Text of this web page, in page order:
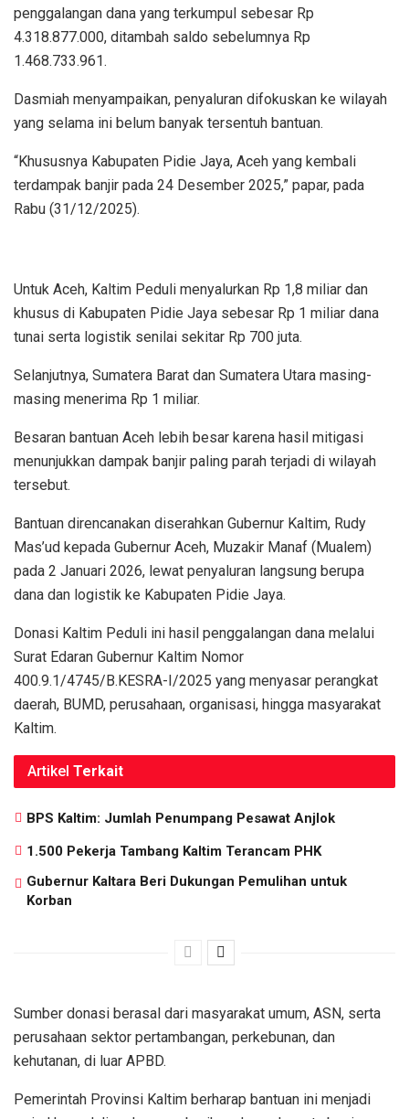
penggalangan dana yang terkumpul sebesar Rp
4.318.877.000, ditambah saldo sebelumnya Rp
1.468.733.961.
Dasmiah menyampaikan, penyaluran difokuskan ke wilayah
yang selama ini belum banyak tersentuh bantuan.
“Khususnya Kabupaten Pidie Jaya, Aceh yang kembali
terdampak banjir pada 24 Desember 2025,” papar, pada
Rabu (31/12/2025).
Untuk Aceh, Kaltim Peduli menyalurkan Rp 1,8 miliar dan
khusus di Kabupaten Pidie Jaya sebesar Rp 1 miliar dana
tunai serta logistik senilai sekitar Rp 700 juta.
Selanjutnya, Sumatera Barat dan Sumatera Utara masing-
masing menerima Rp 1 miliar.
Besaran bantuan Aceh lebih besar karena hasil mitigasi
menunjukkan dampak banjir paling parah terjadi di wilayah
tersebut.
Bantuan direncanakan diserahkan Gubernur Kaltim, Rudy
Mas’ud kepada Gubernur Aceh, Muzakir Manaf (Mualem)
pada 2 Januari 2026, lewat penyaluran langsung berupa
dana dan logistik ke Kabupaten Pidie Jaya.
Donasi Kaltim Peduli ini hasil penggalangan dana melalui
Surat Edaran Gubernur Kaltim Nomor
400.9.1/4745/B.KESRA-I/2025 yang menyasar perangkat
daerah, BUMD, perusahaan, organisasi, hingga masyarakat
Kaltim.
Artikel Terkait
BPS Kaltim: Jumlah Penumpang Pesawat Anjlok
1.500 Pekerja Tambang Kaltim Terancam PHK
Gubernur Kaltara Beri Dukungan Pemulihan untuk
Korban
Sumber donasi berasal dari masyarakat umum, ASN, serta
perusahaan sektor pertambangan, perkebunan, dan
kehutanan, di luar APBD.
Pemerintah Provinsi Kaltim berharap bantuan ini menjadi